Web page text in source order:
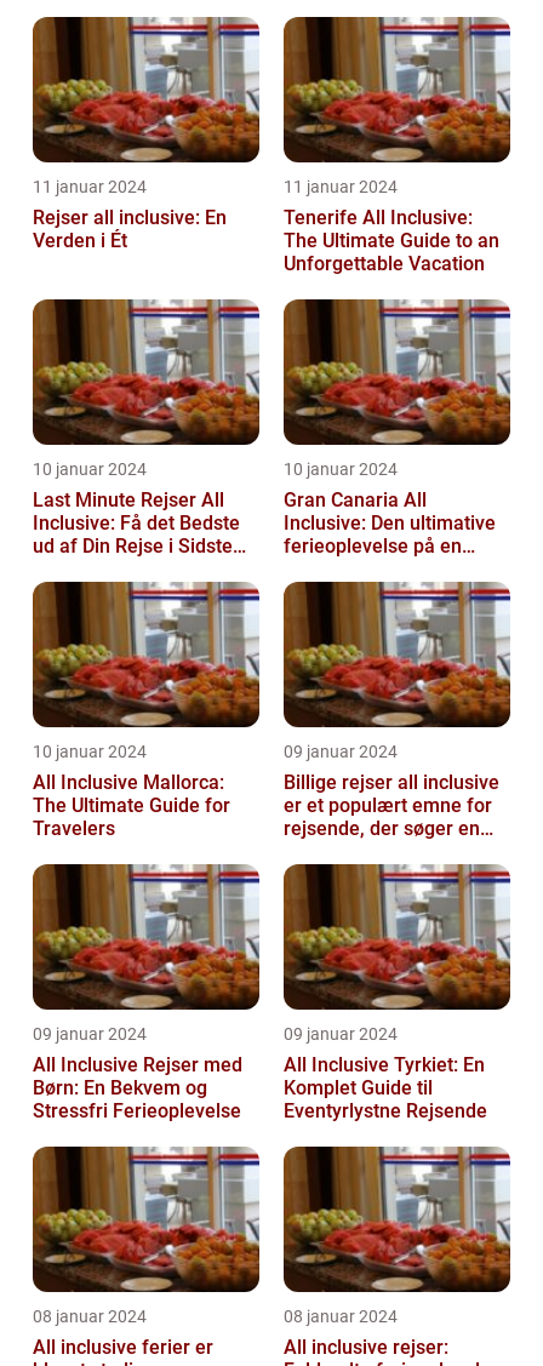
11 januar 2024
Rejser all inclusive: En
Verden i Ét
11 januar 2024
Tenerife All Inclusive:
The Ultimate Guide to an
Unforgettable Vacation
10 januar 2024
Last Minute Rejser All
Inclusive: Få det Bedste
ud af Din Rejse i Sidste
10 januar 2024
Gran Canaria All
Inclusive: Den ultimative
ferieoplevelse på en
10 januar 2024
All Inclusive Mallorca:
The Ultimate Guide for
Travelers
09 januar 2024
Billige rejser all inclusive
er et populært emne for
rejsende, der søger en
fer...
09 januar 2024
All Inclusive Rejser med
Børn: En Bekvem og
Stressfri Ferieoplevelse
09 januar 2024
All Inclusive Tyrkiet: En
Komplet Guide til
Eventyrlystne Rejsende
08 januar 2024
All inclusive ferier er
08 januar 2024
All inclusive rejser: